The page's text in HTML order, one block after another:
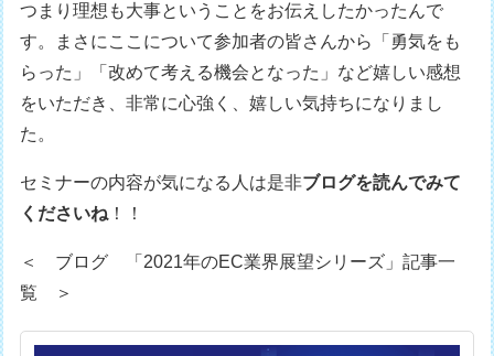
つまり理想も大事ということをお伝えしたかったんで
す。まさにここについて参加者の皆さんから「勇気をも
らった」「改めて考える機会となった」など嬉しい感想
をいただき、非常に心強く、嬉しい気持ちになりまし
た。
セミナーの内容が気になる人は是非ブログを読んでみて
くださいね ！！
＜ ブログ 「2021年のEC業界展望シリーズ」記事一
覧 ＞